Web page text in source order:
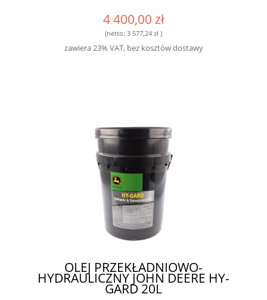
4 400,00 zł
(netto: 3 577,24 zł )
zawiera 23% VAT, bez kosztów dostawy
OLEJ PRZEKŁADNIOWO-
HYDRAULICZNY JOHN DEERE HY-
GARD 20L